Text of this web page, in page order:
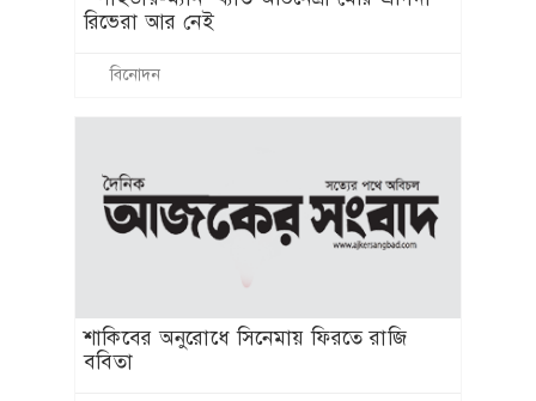
বিনোদন
‘যে পাখি ঘর বুঝে না’—এক দশকের
ভালোবাসার বিজয়
বিনোদন
বাবার পদবী বাদ দিলেন টম ক্রুজের মেয়ে সুরি